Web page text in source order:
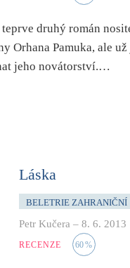
druhý román
Orhana Pamuka, ale
jeho novátorství.…
Láska
BELETRIE ZAHRANIČNÍ
Petr Kučera –8. 6. 2013
RECENZE 60%